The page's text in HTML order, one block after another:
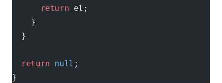
      return
el;
    }
  }
  return
null ;
}